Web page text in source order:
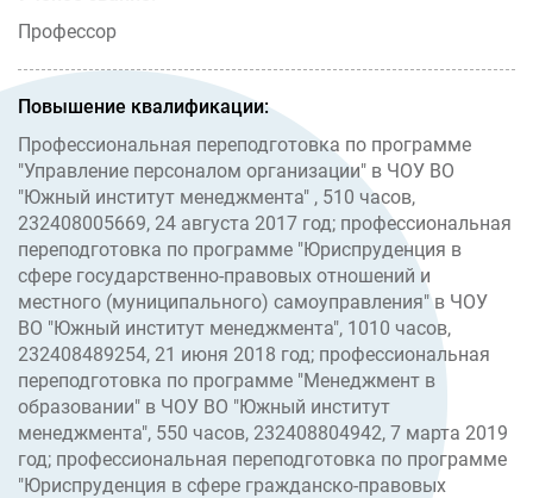
Профессор
Повышение квалификации:
Профессиональная переподготовка по программе
"Управление персоналом организации" в ЧОУ ВО
"Южный институт менеджмента" , 510 часов,
232408005669, 24 августа 2017 год; профессиональная
переподготовка по программе "Юриспруденция в
сфере государственно-правовых отношений и
местного (муниципального) самоуправления" в ЧОУ
ВО "Южный институт менеджмента", 1010 часов,
232408489254, 21 июня 2018 год; профессиональная
переподготовка по программе "Менеджмент в
образовании" в ЧОУ ВО "Южный институт
менеджмента", 550 часов, 232408804942, 7 марта 2019
год; профессиональная переподготовка по программе
"Юриспруденция в сфере гражданско-правовых